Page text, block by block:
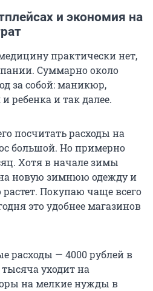
и экономия на
практически нет,
Суммарно около
за собой: маникюр,
ребенка и так далее.
посчитать расходы на
большой. Но примерно
Хотя в начале зимы
новую зимнюю одежду и
растет. Покупаю чаще всего
это удобнее магазинов
расходы — 4000 рублей в
уходит на
на мелкие нужды в